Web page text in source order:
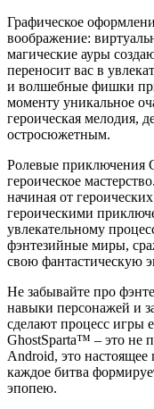
Графическое
воображение:
магические ауры
переносит вас в
и волшебные фишки
моменту уникальное
героическая мелодия,
остросюжетным.
Ролевые приключения
героическое
начиная от
героическими
увлекательному
фэнтезийные миры,
свою фантастическую
Не забывайте про
навыки персонажей и
сделают процесс игры
GhostSparta™ – это не
Android, это настоящее
каждое битва
эпопею.